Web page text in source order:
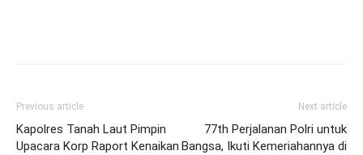
Previous article
Kapolres Tanah Laut Pimpin
Upacara Korp Raport Kenaikan
Next article
77th Perjalanan Polri untuk
Bangsa, Ikuti Kemeriahannya di